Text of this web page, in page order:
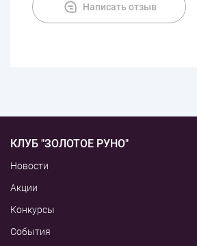
Написать отзыв
КЛУБ "ЗОЛОТОЕ РУНО"
Новости
Акции
Конкурсы
События